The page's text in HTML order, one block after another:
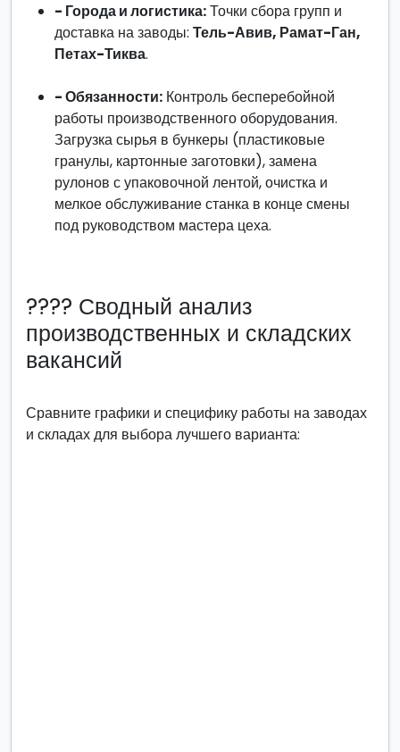
- Города и логистика:Точки сбора групп и
доставка на заводы: Тель-Авив, Рамат-Ган,
Петах-Тиква.
- Обязанности: Контроль бесперебойной
работы производственного оборудования.
Загрузка сырья в бункеры (пластиковые
гранулы, картонные заготовки), замена
рулонов с упаковочной лентой, очистка и
мелкое обслуживание станка в конце смены
под руководством мастера цеха.
???? Сводный анализ
производственных и складских
вакансий
Сравните графики и специфику работы на заводах
и складах для выбора лучшего варианта: